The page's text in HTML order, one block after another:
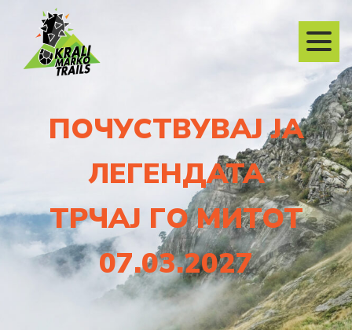
ПОЧУСТВУВАЈ ЈА
ЛЕГЕНДАТА
ТРЧАЈ ГО МИТОТ
07.03.2027